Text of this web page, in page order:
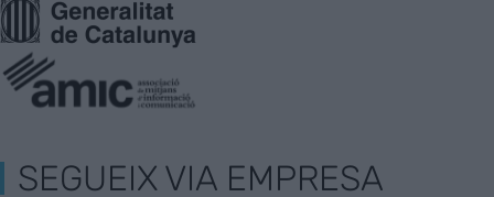
SEGUEIX VIA EMPRESA